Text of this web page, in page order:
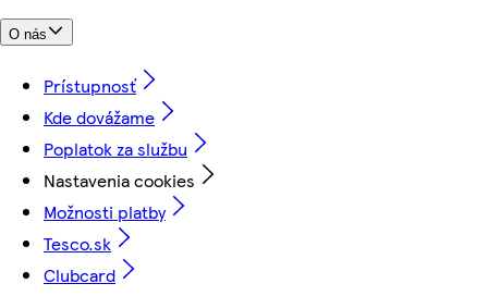
O nás
Prístupnosť
Kde dovážame
Poplatok za službu
Nastavenia cookies
Možnosti platby
Tesco.sk
Clubcard